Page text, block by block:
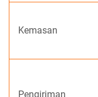
Kemasan
Pengiriman